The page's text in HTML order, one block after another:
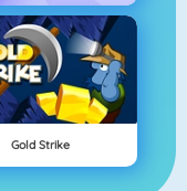
Gold Strike